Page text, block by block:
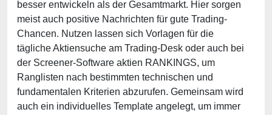
besser entwickeln als der Gesamtmarkt. Hier sorgen
meist auch positive Nachrichten für gute Trading-
Chancen. Nutzen lassen sich Vorlagen für die
tägliche Aktiensuche am Trading-Desk oder auch bei
der Screener-Software aktien RANKINGS, um
Ranglisten nach bestimmten technischen und
fundamentalen Kriterien abzurufen. Gemeinsam wird
auch ein individuelles Template angelegt, um immer